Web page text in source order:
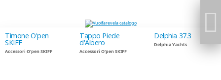
Timone O'pen
SKIFF
Accessori O'pen SKIFF
Tappo Piede
d'Albero
Accessori O'pen SKIFF
Delphia 37.3
Delphia Yachts